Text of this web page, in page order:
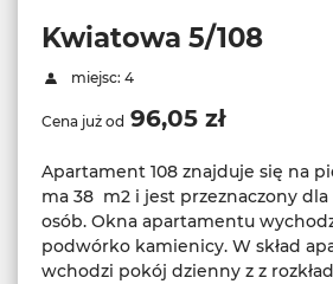
Kwiatowa 5/108
miejsc: 4
Cena już od 96,05 zł
Apartament 108 znajduje się na
ma 38 m2 i jest przeznaczony
osób. Okna apartamentu
podwórko kamienicy. W skład
wchodzi pokój dzienny z z